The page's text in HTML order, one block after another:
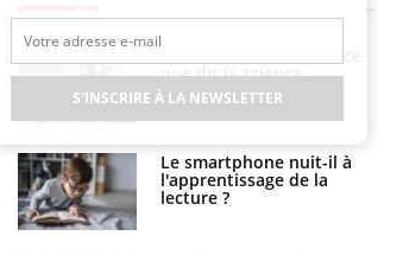
que dit la science
Le smartphone nuit-il à
l'apprentissage de la
lecture ?
S'INSCRIRE À LA NEWSLETTER